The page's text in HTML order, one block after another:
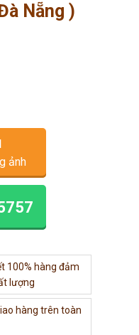
Nẵng )
ảnh
100% hàng đảm
lượng
hàng trên toàn